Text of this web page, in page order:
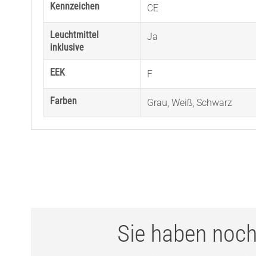
Kennzeichen CE
Leuchtmittel
inklusive
Ja
EEK F
Farben Grau, Weiß, Schwarz
Sie haben